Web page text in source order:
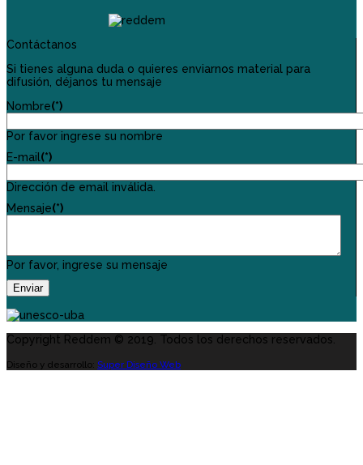
Contáctanos
Si tienes alguna duda o quieres enviarnos material para
difusión, déjanos tu mensaje
Nombre(*)
Por favor ingrese su nombre
E-mail(*)
Dirección de email inválida.
Mensaje(*)
Por favor, ingrese su mensaje
Enviar
Copyright Reddem © 2019. Todos los derechos reservados.
Diseño y desarrollo: Super Diseño Web